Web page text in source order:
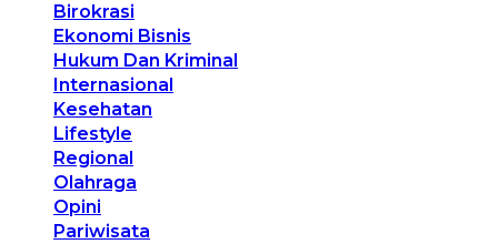
Birokrasi
Ekonomi Bisnis
Hukum Dan Kriminal
Internasional
Kesehatan
Lifestyle
Regional
Olahraga
Opini
Pariwisata